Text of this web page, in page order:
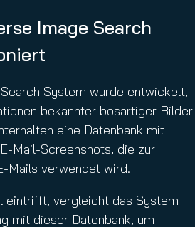
Image Search
System wurde entwickelt,
bekannter bösartiger Bilder
eine Datenbank mit
Mail-Screenshots, die zur
Mails verwendet wird.
eintrifft, vergleicht das System
mit dieser Datenbank, um